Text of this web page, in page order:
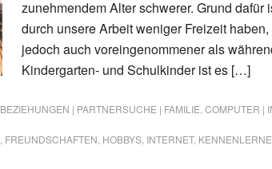
zunehmendem Alter schwerer. Grund dafür
durch unsere Arbeit weniger Freizeit
jedoch auch voreingenommener als
Kindergarten- und Schulkinder ist es […]
BEZIEHUNGEN | PARTNERSUCHE | FAMILIE COMPUTER |
FREUNDSCHAFTEN HOBBYS INTERNET,